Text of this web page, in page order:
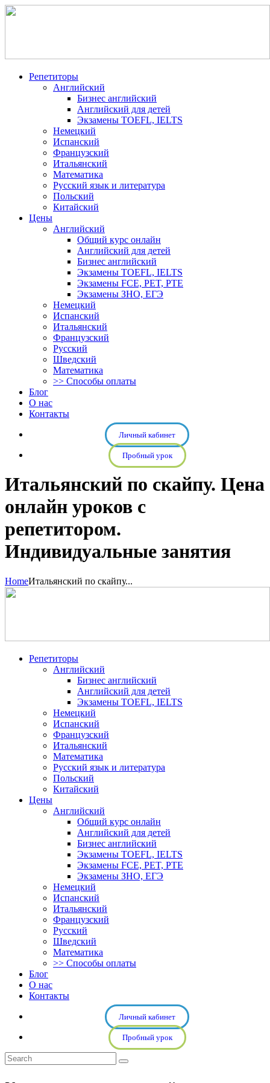
Репетиторы
Английский
Бизнес английский
Английский для детей
Экзамены TOEFL, IELTS
Немецкий
Испанский
Французский
Итальянский
Математика
Русский язык и литература
Польский
Китайский
Цены
Английский
Общий курс онлайн
Английский для детей
Бизнес английский
Экзамены TOEFL, IELTS
Экзамены FCE, PET, PTE
Экзамены ЗНО, ЕГЭ
Немецкий
Испанский
Итальянский
Французский
Русский
Шведский
Математика
>> Способы оплаты
Блог
О нас
Контакты
Личный кабинет
Пробный урок
Итальянский по скайпу. Цена
онлайн уроков с
репетитором.
Индивидуальные занятия
HomeИтальянский по скайпу...
Репетиторы
Английский
Бизнес английский
Английский для детей
Экзамены TOEFL, IELTS
Немецкий
Испанский
Французский
Итальянский
Математика
Русский язык и литература
Польский
Китайский
Цены
Английский
Общий курс онлайн
Английский для детей
Бизнес английский
Экзамены TOEFL, IELTS
Экзамены FCE, PET, PTE
Экзамены ЗНО, ЕГЭ
Немецкий
Испанский
Итальянский
Французский
Русский
Шведский
Математика
>> Способы оплаты
Блог
О нас
Контакты
Личный кабинет
Пробный урок